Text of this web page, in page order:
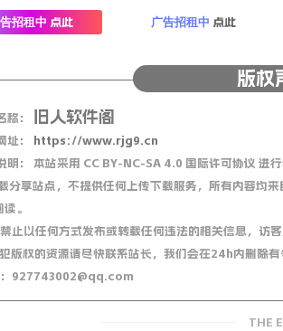
去三天，巴基斯坦西北部开伯尔-普什图省
朗将于29日与英法德磋商重启核协议；
：将提供2亿欧元支持黎巴嫩军队；
新法律：12月1日起，赴乌参战最多可免
准则，俄乌冲突与朝鲜半岛毫无关系；
，乌军再用美制陆军战术导弹袭俄，多地
招租中 点此 广告招租中 点此
版权
称： 旧人软件阁
址：
https://www.rjg9.cn
明：
本站采用 CC BY-NC-SA 4.0 国际许可协议 进
分享站点，不提供任何上传下载服务，所有内容均
。
止以任何方式发布或转载任何违法的相关信息，访
版权的资源请尽快联系站长，我们会在24h内删除有
：927743002@qq.com
THE